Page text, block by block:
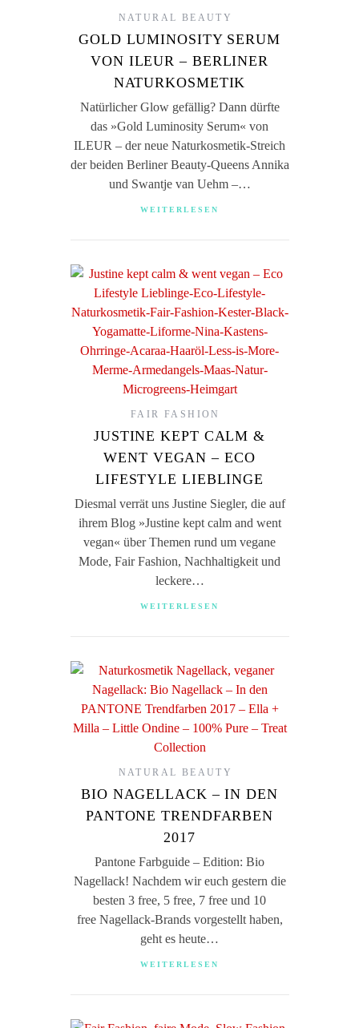
NATURAL BEAUTY
GOLD LUMINOSITY SERUM
VON ILEUR – BERLINER
NATURKOSMETIK
Natürlicher Glow gefällig? Dann dürfte
das »Gold Luminosity Serum« von
ILEUR – der neue Naturkosmetik-Streich
der beiden Berliner Beauty-Queens Annika
und Swantje van Uehm –…
WEITERLESEN
FAIR FASHION
JUSTINE KEPT CALM &
WENT VEGAN – ECO
LIFESTYLE LIEBLINGE
Diesmal verrät uns Justine Siegler, die auf
ihrem Blog »Justine kept calm and went
vegan« über Themen rund um vegane
Mode, Fair Fashion, Nachhaltigkeit und
leckere…
WEITERLESEN
NATURAL BEAUTY
BIO NAGELLACK – IN DEN
PANTONE TRENDFARBEN
2017
Pantone Farbguide – Edition: Bio
Nagellack! Nachdem wir euch gestern die
besten 3 free, 5 free, 7 free und 10
free Nagellack-Brands vorgestellt haben,
geht es heute…
WEITERLESEN